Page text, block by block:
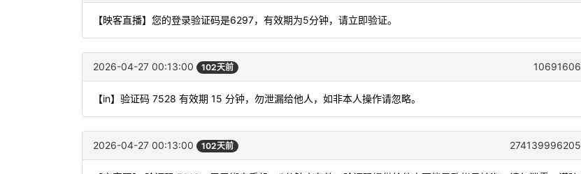
【映客直播】您的登录验证码是6297，有效期为5分钟，请立即验证。
2026-04-27 00:13:00 102天前 10691606
【in】验证码 7528 有效期 15 分钟，勿泄漏给他人，如非本人操作请忽略。
2026-04-27 00:13:00 102天前 274139996205